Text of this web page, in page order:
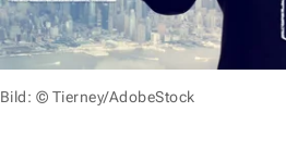
Bild: © Tierney/AdobeStock